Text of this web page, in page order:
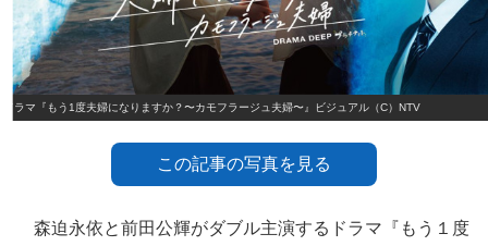
ドラマ『もう1度夫婦になりますか？〜カモフラージュ夫婦〜』ビジュアル（C）NTV
この記事の写真を見る
森迫永依と前田公輝がダブル主演するドラマ『もう１度